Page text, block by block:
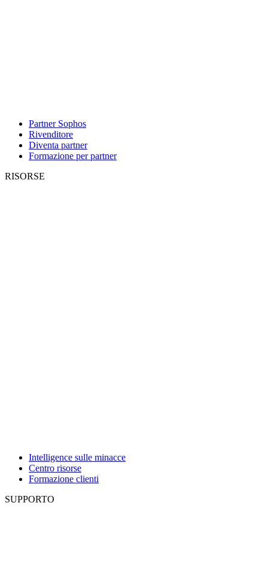
Partner Sophos
Rivenditore
Diventa partner
Formazione per partner
RISORSE
Intelligence sulle minacce
Centro risorse
Formazione clienti
SUPPORTO